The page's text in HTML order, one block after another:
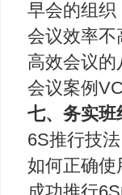
早会的组织
会议效率不
高效会议的
会议案例
七、务实班
6S推行技法
如何正确使